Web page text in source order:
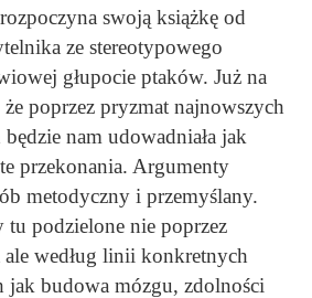
swoją książkę od
ze stereotypowego
głupocie ptaków. Już na
poprzez pryzmat najnowszych
nam udowadniała jak
przekonania. Argumenty
metodyczny i przemyślany.
tu podzielone nie poprzez
według linii konkretnych
jak budowa mózgu, zdolności